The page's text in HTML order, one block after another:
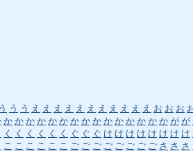
う う う え え え え え え え え え え え お お お
か か か か か か か か か か か か か か か が が
く く く く く く ぐ ぐ ぐ け け け け け け け け
こ こ こ こ こ こ ご ご ご ご ご ご ご ご さ さ さ